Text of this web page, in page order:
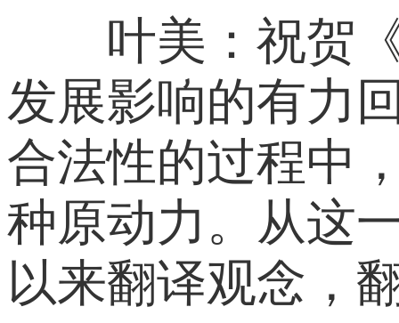
叶美：祝贺《
发展影响的有力
合法性的过程中
种原动力。从这
以来翻译观念，